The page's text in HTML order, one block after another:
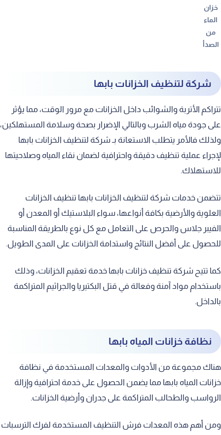
خزان
الماء
من
الصدأ
شركة لتنظيف الخزانات بابها
تتراكم الأتربة والشوائب داخل الخزانات مع مرور الوقت، مما يؤثر
على جودة مياه الشرب وبالتالي الإضرار بصحة وسلامة المستهلكين،
ولذلك فالأمر يتطلب الاستعانة بـ شركة لتنظيف الخزانات بابها
لإجراء عملية تنظيف دقيقة واحترافية لضمان نقاء المياه وصلاحيتها
للاستهلاك.
تتضمن خدمات شركة لتنظيف الخزانات بابها تنظيف الخزانات
العلوية والأرضية بكافة أنواعها، سواء البلاستيك أو المعدن أو
الفيبر جلاس والحرص على التعامل مع كل نوع بالطريقة المناسبة
للحصول على أفضل النتائج واستدامة الخزانات على المدى الطويل.
كما تتيح شركة تنظيف خزانات بابها خدمة تعقيم الخزانات، وذلك
باستخدام مواد آمنة وفعالة في قتل البكتيريا والجراثيم المتراكمة
بالداخل.
نظافة خزانات المياه بابها
هناك مجموعة من الأدوات والمعدات المستخدمة في نظافة
خزانات المياه بابها مما يضمن الحصول على خدمة احترافية وإزالة
الرواسب والطحالب المتراكمة على جدران وأرضية الخزانات.
ومن أهم هذه المعدات فرش التنظيف المستخدمة لفرك الترسبات